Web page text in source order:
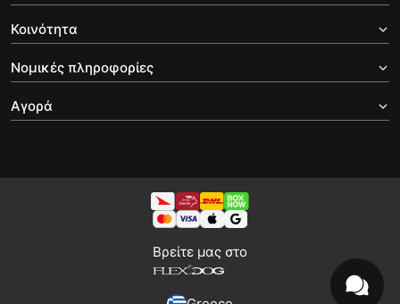
Κοινότητα
Νομικές πληροφορίες
Αγορά
Βρείτε μας στο